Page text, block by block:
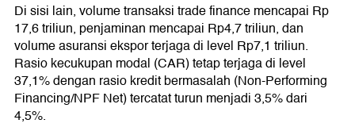
Di sisi lain, volume transaksi trade finance mencapai Rp
17,6 triliun, penjaminan mencapai Rp4,7 triliun, dan
volume asuransi ekspor terjaga di level Rp7,1 triliun.
Rasio kecukupan modal (CAR) tetap terjaga di level
37,1% dengan rasio kredit bermasalah (Non-Performing
Financing/NPF Net) tercatat turun menjadi 3,5% dari
4,5%.